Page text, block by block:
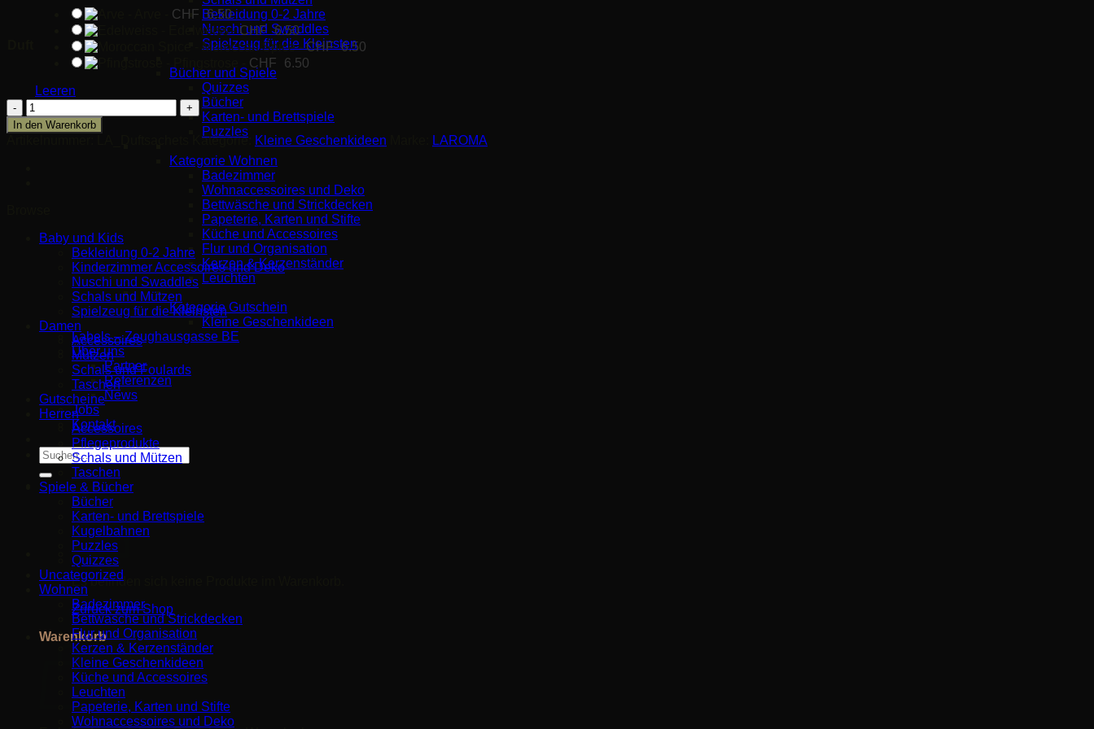
Bekleidung 0-2 Jahre
Nuschi und Swaddles
Spielzeug für die Kleinsten
Bücher und Spiele
Quizzes
Bücher
Karten- und Brettspiele
Puzzles
Kategorie Wohnen
Badezimmer
Wohnaccessoires und Deko
Bettwäsche und Strickdecken
Papeterie, Karten und Stifte
Küche und Accessoires
Flur und Organisation
Kerzen & Kerzenständer
Leuchten
Kategorie Gutschein
Kleine Geschenkideen
Labels – Zeughausgasse BE
Über uns
Partner
Referenzen
News
Jobs
Kontakt
Suche
nach:
Es befinden sich keine Produkte im Warenkorb.
Zurück zum Shop
Warenkorb
CHF 6.50
Edelweiss-CHF 6.50
Moroccan Spice-CHF 6.50
CHF
6.50
Leeren
Laroma
Duftsachet
Menge
In den Warenkorb
Kategorie: Kleine Geschenkideen LAROMA
Baby und Kids
Bekleidung 0-2 Jahre
Kinderzimmer Accessoires und Deko
Nuschi und Swaddles
Schals und Mützen
Spielzeug für die Kleinsten
Damen
Accessoires
Mützen
Schals und Foulards
Taschen
Gutscheine
Herren
Accessoires
Pflegeprodukte
Schals und Mützen
Taschen
Spiele & Bücher
Bücher
Karten- und Brettspiele
Kugelbahnen
Puzzles
Quizzes
Uncategorized
Wohnen
Badezimmer
Bettwäsche und Strickdecken
Flur und Organisation
Kerzen & Kerzenständer
Kleine Geschenkideen
Küche und Accessoires
Leuchten
Papeterie, Karten und Stifte
Wohnaccessoires und Deko